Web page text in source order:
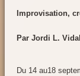
Improvisation,
Par Jordi L.
Du 14 au18